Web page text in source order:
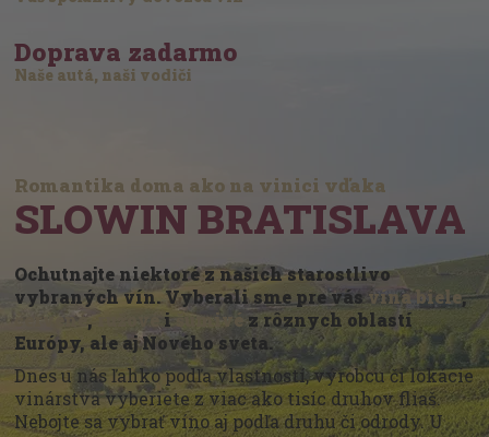
Doprava zadarmo
Naše autá, naši vodiči
Romantika doma ako na vinici vďaka
SLOWIN BRATISLAVA
Ochutnajte niektoré z našich starostlivo
vybraných vín. Vyberali sme pre vásvína biele,
červené, i šumivéz rôznych oblastí
Európy, ale aj Nového sveta.
Dnes u nás ľahko podľa vlastností, výrobcu či lokácie
vinárstva vyberiete z viac ako tisíc druhov fliaš.
Nebojte sa vybrať víno aj podľa druhu či odrody. U